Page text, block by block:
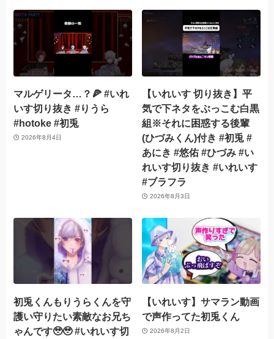
マルゲリータ…？🍕 #いれ
いす切り抜き #りうら
#hotoke #初兎
2026年8月4日
【いれいす 切り抜き】平
気で下ネタをぶっこむ白黒
組※それに困惑する後輩
(ひづみくん)付き #初兎 #
あにき #悠佑 #ひづみ #い
れいす切り抜き #いれいす
#ブラフラ
2026年8月3日
初兎くんもりうらくんを守
護い守りたい素敵なお兄ち
ゃんです🥹🥹 #いれいす切
【いれいす】サマラン動画
で声作ってた初兎くん
2026年8月2日